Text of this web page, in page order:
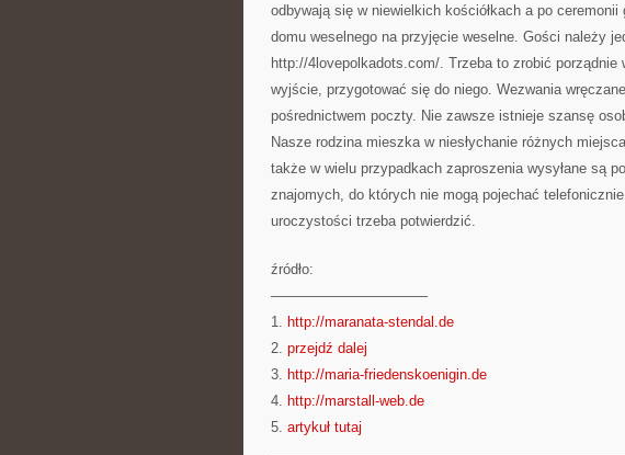
odbywają się w niewielkich kościółkach a po
domu weselnego na przyjęcie weselne. Gości należy
http://4lovepolkadots.com/. Trzeba to zrobić
wyjście, przygotować się do niego. Wezwania
pośrednictwem poczty. Nie zawsze istnieje szansę
Nasze rodzina mieszka w niesłychanie różnych
także w wielu przypadkach zaproszenia wysyłane są
znajomych, do których nie mogą pojechać
uroczystości trzeba potwierdzić.
źródło:
———————————
1. http://maranata-stendal.de
2. przejdź dalej
3. http://maria-friedenskoenigin.de
4. http://marstall-web.de
5. artykuł tutaj